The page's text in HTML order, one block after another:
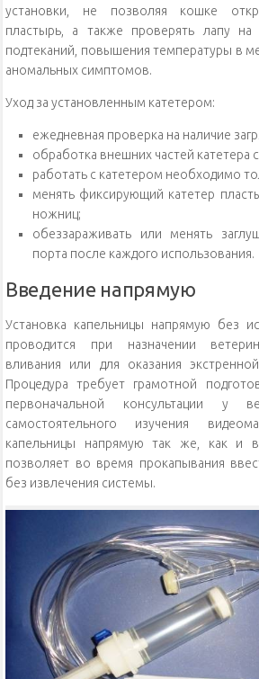
установки, не позволяя кошке
пластырь, а также проверять лапу
подтеканий, повышения температуры в
аномальных симптомов.
Уход за установленным катетером:
ежедневная проверка на наличие
обработка внешних частей катетера
работать с катетером необходимо
менять фиксирующий катетер
ножниц;
обеззараживать или менять
порта после каждого использования.
Введение напрямую
Установка капельницы напрямую без
проводится при назначении
вливания или для оказания
Процедура требует грамотной
первоначальной консультации у
самостоятельного изучения
капельницы напрямую так же, как и в
позволяет во время прокапывания
без извлечения системы.